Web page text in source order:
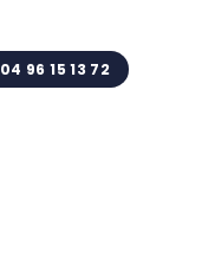
04 96 15 13 72